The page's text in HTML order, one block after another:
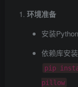
环境准备
安装
依赖库安装
pip
pillow